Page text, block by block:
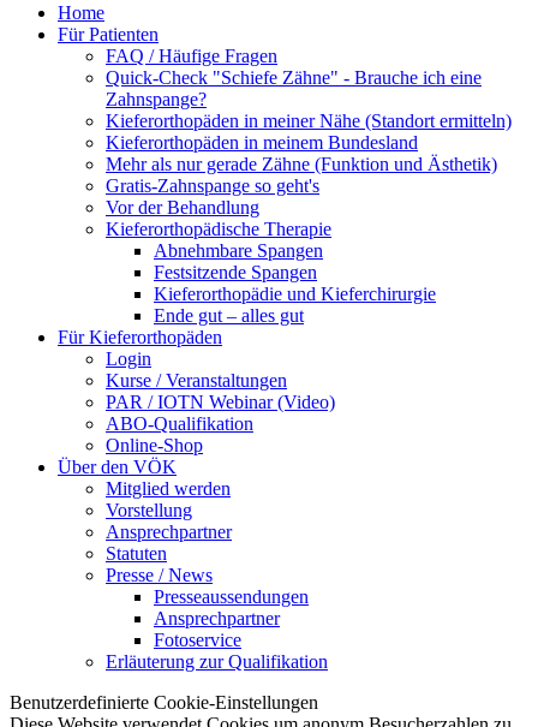
Home
Für Patienten
FAQ / Häufige Fragen
Quick-Check "Schiefe Zähne" - Brauche ich eine
Zahnspange?
Kieferorthopäden in meiner Nähe (Standort ermitteln)
Kieferorthopäden in meinem Bundesland
Mehr als nur gerade Zähne (Funktion und Ästhetik)
Gratis-Zahnspange so geht's
Vor der Behandlung
Kieferorthopädische Therapie
Abnehmbare Spangen
Festsitzende Spangen
Kieferorthopädie und Kieferchirurgie
Ende gut – alles gut
Für Kieferorthopäden
Login
Kurse / Veranstaltungen
PAR / IOTN Webinar (Video)
ABO-Qualifikation
Online-Shop
Über den VÖK
Mitglied werden
Vorstellung
Ansprechpartner
Statuten
Presse / News
Presseaussendungen
Ansprechpartner
Fotoservice
Erläuterung zur Qualifikation
Benutzerdefinierte Cookie-Einstellungen